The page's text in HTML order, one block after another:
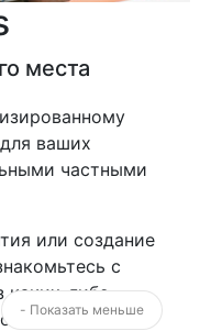
места
ваших
частными
или создание
с
каких-либо
времени.
- Показать меньше